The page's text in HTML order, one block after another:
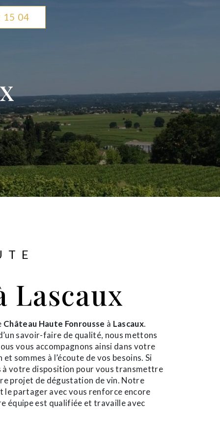
15 04
Lascaux
Château Haute Fonrousse à Lascaux.
savoir-faire de qualité, nous mettons
vous accompagnons ainsi dans votre
sommes à l’écoute de vos besoins. Si
à votre disposition pour vous transmettre
projet de dégustation de vin. Notre
partager avec vous renforce encore
équipe est qualifiée et travaille avec